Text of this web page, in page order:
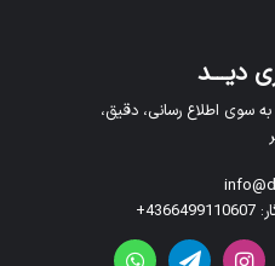
دیـــد
سوی اطلاع رسانی، دقیق،
اینستاگرامتلگرامواتس آپ